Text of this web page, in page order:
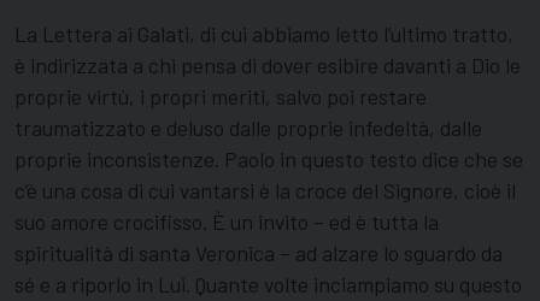
La Lettera ai Galati, di cui abbiamo letto l’ultimo tratto,
è indirizzata a chi pensa di dover esibire davanti a Dio le
proprie virtù, i propri meriti, salvo poi restare
traumatizzato e deluso dalle proprie infedeltà, dalle
proprie inconsistenze. Paolo in questo testo dice che se
c’è una cosa di cui vantarsi è la croce del Signore, cioè il
suo amore crocifisso. È un invito – ed è tutta la
spiritualità di santa Veronica – ad alzare lo sguardo da
sé e a riporlo in Lui. Quante volte inciampiamo su questo